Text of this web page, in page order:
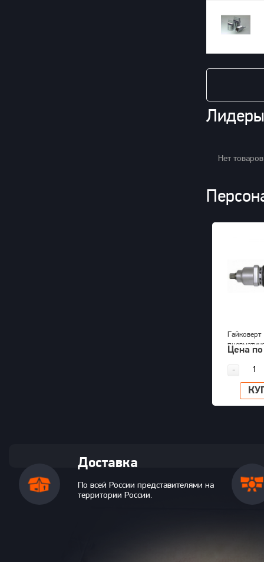
Нет
Гайковерт
Цена
-
Доставка
По всей России представителями на
территории России.